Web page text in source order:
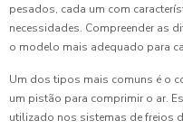
pesados, cada um com
necessidades. Compreender as
o modelo mais adequado para
Um dos tipos mais comuns é o
um pistão para comprimir o ar.
utilizado nos sistemas de freios